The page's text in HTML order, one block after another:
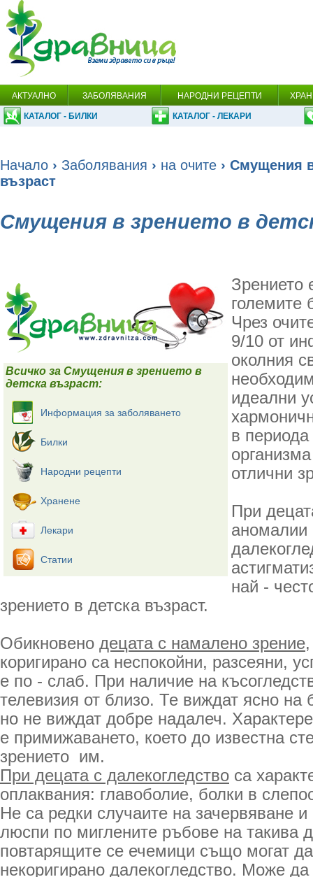
АКТУАЛНО ЗАБОЛЯВАНИЯ НАРОДНИ РЕЦЕПТИ
КАТАЛОГ - БИЛКИ КАТАЛОГ - ЛЕКАРИ
Начало › Заболявания › на очите › Смущения
възраст
Смущения в зрението в
Всичко за Смущения в зрението в
детска възраст:
Информация за заболяването
Билки
Народни рецепти
Хранене
Лекари
Статии
Зрението
големите
Чрез
9/10 от
околния
идеални
в
отлични
При
аномалии
най -
зрението в детска възраст.
Обикновено децата с намалено зрение
коригирано са неспокойни, разсеяни,
е по - слаб. При наличие на
телевизия от близо. Те виждат ясно на
но не виждат добре надалеч.
е примижаването, което до известна
зрението им.
При децата с далекогледство са
оплаквания: главоболие, болки в
Не са редки случаите на зачервяване
люспи по миглените ръбове на такива
повтарящите се ечемици също могат
некоригирано далекогледство. Може